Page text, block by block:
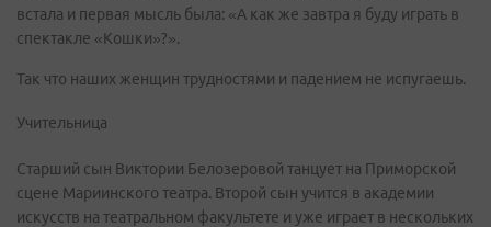
встала и первая мысль была: «А как же завтра я буду играть в
спектакле «Кошки»?».
Так что наших женщин трудностями и падением не испугаешь.
Учительница
Старший сын Виктории Белозеровой танцует на Приморской
сцене Мариинского театра. Второй сын учится в академии
искусств на театральном факультете и уже играет в нескольких